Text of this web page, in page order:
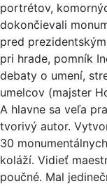
portrétov,
dokončievali
pred
pri hrade, pomník
debaty o umení,
umelcov (majster
A hlavne sa veľa
tvorivý autor.
30
koláží. Vidieť
poučné. Mal